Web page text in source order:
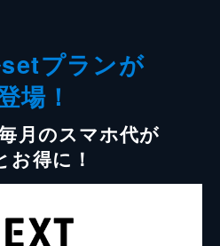
プランが
場！
月のスマホ代が
お得に！